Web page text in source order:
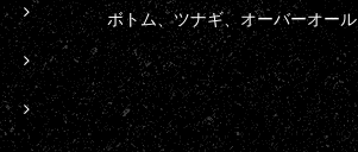
ボトム、ツナギ、オーバーオール